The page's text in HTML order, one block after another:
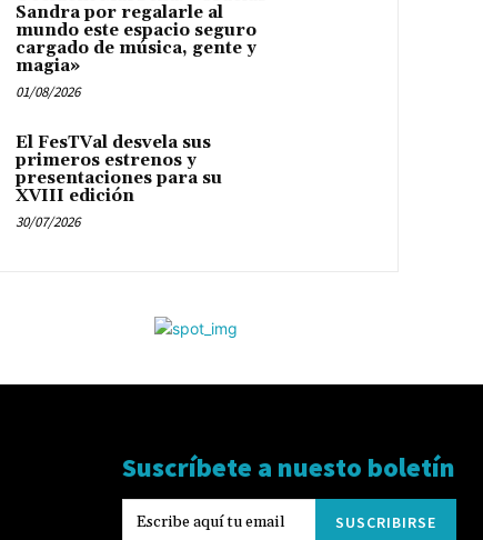
Sandra por regalarle al
mundo este espacio seguro
cargado de música, gente y
magia»
01/08/2026
El FesTVal desvela sus
primeros estrenos y
presentaciones para su
XVIII edición
30/07/2026
Suscríbete a nuesto boletín
SUSCRIBIRSE